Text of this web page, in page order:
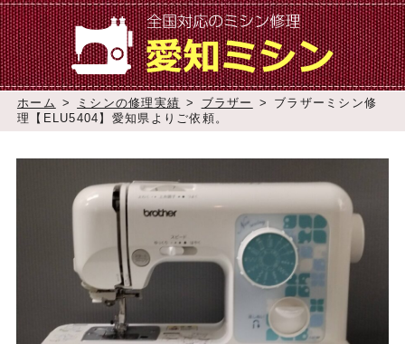
ホーム > ミシンの修理実績 > ブラザー >
ブラザーミシン修
理【ELU5404】愛知県よりご依頼。